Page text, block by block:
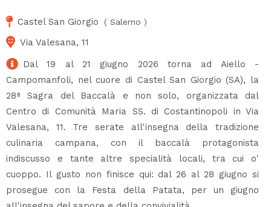
Castel San Giorgio ( Salerno )
Via Valesana, 11
Dal 19 al 21 giugno 2026 torna ad Aiello -
Campomanfoli, nel cuore di Castel San Giorgio (SA), la
28ª Sagra del Baccalà e non solo, organizzata dal
Centro di Comunità Maria SS. di Costantinopoli in Via
Valesana, 11. Tre serate all'insegna della tradizione
culinaria campana, con il baccalà protagonista
indiscusso e tante altre specialità locali, tra cui o'
cuoppo. Il gusto non finisce qui: dal 26 al 28 giugno si
prosegue con la Festa della Patata, per un giugno